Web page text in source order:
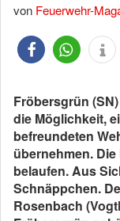
von Feuerwehr-
Fröbersgrün
die Möglichkeit,
befreundeten
übernehmen.
belaufen. Aus
Schnäppchen.
Rosenbach